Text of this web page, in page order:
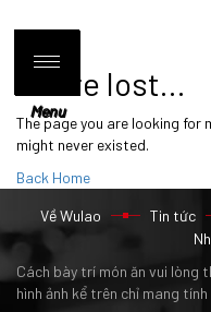
Menu
Menu
You're lost...
The page you are looking for
might never existed.
Back Home
Về Wulao Tin tức
Cách bày trí món ăn vui lòng
hình ảnh kể trên chỉ mang